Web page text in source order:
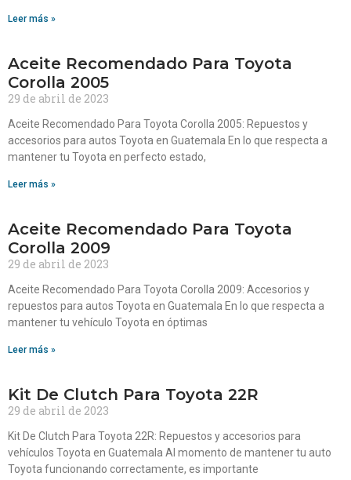
Leer más »
Aceite Recomendado Para Toyota
Corolla 2005
29 de abril de 2023
Aceite Recomendado Para Toyota Corolla 2005: Repuestos y
accesorios para autos Toyota en Guatemala En lo que respecta a
mantener tu Toyota en perfecto estado,
Leer más »
Aceite Recomendado Para Toyota
Corolla 2009
29 de abril de 2023
Aceite Recomendado Para Toyota Corolla 2009: Accesorios y
repuestos para autos Toyota en Guatemala En lo que respecta a
mantener tu vehículo Toyota en óptimas
Leer más »
Kit De Clutch Para Toyota 22R
29 de abril de 2023
Kit De Clutch Para Toyota 22R: Repuestos y accesorios para
vehículos Toyota en Guatemala Al momento de mantener tu auto
Toyota funcionando correctamente, es importante